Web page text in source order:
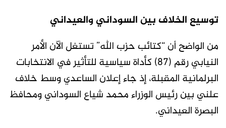
توسيع الخلاف بين السوداني والعيداني
من الواضح أن “كتائب حزب الله” تستغل الآن الأمر
النيابي رقم (87) كأداة سياسية للتأثير في الانتخابات
البرلمانية المقبلة، إذ جاء إعلان الساعدي وسط خلاف
علني بين رئيس الوزراء محمد شياع السوداني ومحافظ
البصرة العيداني.